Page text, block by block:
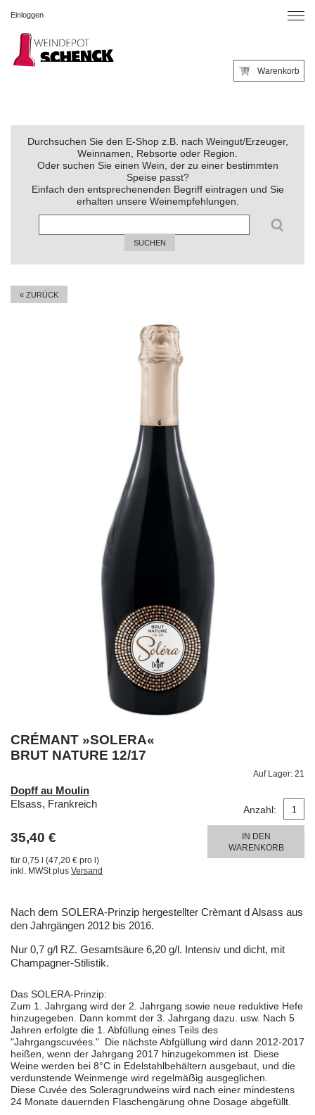
Einloggen
Warenkorb
Durchsuchen Sie den E-Shop z.B. nach Weingut/Erzeuger,
Weinnamen, Rebsorte oder Region.
Oder suchen Sie einen Wein, der zu einer bestimmten
Speise passt?
Einfach den entsprechenenden Begriff eintragen und Sie
erhalten unsere Weinempfehlungen.
SUCHEN
« ZURÜCK
CRÉMANT »SOLERA«
BRUT NATURE 12/17
Dopff au Moulin
Elsass, Frankreich
35,40 €
für 0,75 l (47,20 € pro l)
inkl. MWSt plus Versand
Auf Lager: 21
Anzahl:
IN DEN
WARENKORB
Nach dem SOLERA-Prinzip hergestellter Crèmant d Alsass aus
den Jahrgängen 2012 bis 2016.
Nur 0,7 g/l RZ. Gesamtsäure 6,20 g/l. Intensiv und dicht, mit
Champagner-Stilistik.
Das SOLERA-Prinzip:
Zum 1. Jahrgang wird der 2. Jahrgang sowie neue reduktive Hefe
hinzugegeben. Dann kommt der 3. Jahrgang dazu. usw. Nach 5
Jahren erfolgte die 1. Abfüllung eines Teils des
"Jahrgangscuvées." Die nächste Abfgüllung wird dann 2012-2017
heißen, wenn der Jahrgang 2017 hinzugekommen ist. Diese
Weine werden bei 8°C in Edelstahlbehältern ausgebaut, und die
verdunstende Weinmenge wird regelmäẞig ausgeglichen.
Diese Cuvée des Soleragrundweins wird nach einer mindestens
24 Monate dauernden Flaschengärung ohne Dosage abgefüllt.